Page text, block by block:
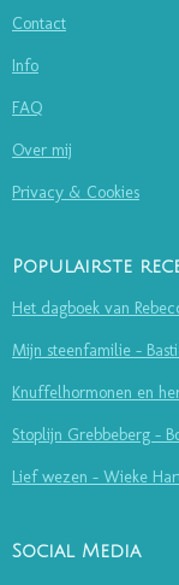
Contact
Info
FAQ
Over mij
Privacy & Cookies
Populairste
Het dagboek van
Mijn steenfamilie -
Knuffelhormonen en
Stoplijn Grebbeberg -
Lief wezen - Wieke
Social Media